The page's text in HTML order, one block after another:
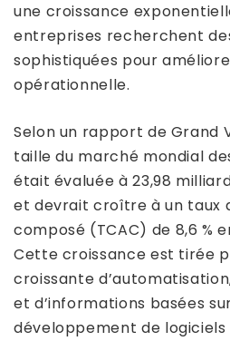
une croissance
entreprises recherchent
sophistiquées pour
opérationnelle.
Selon un rapport de Grand
taille du marché mondial
était évaluée à 23,98
et devrait croître à un taux
composé (TCAC) de 8,6 %
Cette croissance est tirée
croissante
et d’informations basées
développement de logiciels